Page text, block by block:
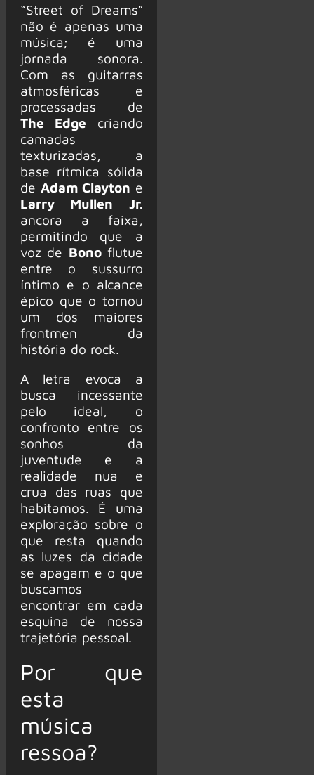
“Street of Dreams”
não é apenas uma
música; é uma
jornada sonora.
Com as guitarras
atmosféricas e
processadas de
The Edge criando
camadas
texturizadas, a
base rítmica sólida
de Adam Clayton e
Larry Mullen Jr.
ancora a faixa,
permitindo que a
voz de Bonoflutue
entre o sussurro
íntimo e o alcance
épico que o tornou
um dos maiores
frontmen da
história do rock.
A letra evoca a
busca incessante
pelo ideal, o
confronto entre os
sonhos da
juventude e a
realidade nua e
crua das ruas que
habitamos. É uma
exploração sobre o
que resta quando
as luzes da cidade
se apagam e o que
buscamos
encontrar em cada
esquina de nossa
trajetória pessoal.
Por que
esta
música
ressoa?